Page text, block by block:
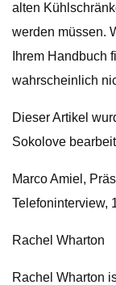
alten
werden müssen.
Ihrem Handbuch
wahrscheinlich
Dieser Artikel
Sokolove
Marco Amiel,
Telefoninterview,
Rachel Wharton
Rachel Wharton